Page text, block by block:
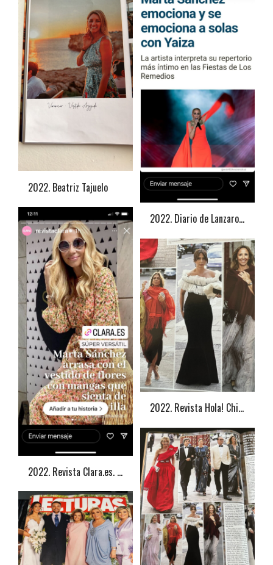
2022. Diario de Lanzarote. Marta Sánchez
2022. Beatriz Tajuelo
2022. Revista Clara.es. Marta Sánchez
2022. Revista Hola! Chiquin Figueroa